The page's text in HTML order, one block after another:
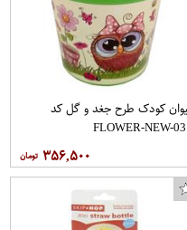
کودک طرح جغد و گل کد
FLOWER-NEW-
۳۵۶,۵۰۰